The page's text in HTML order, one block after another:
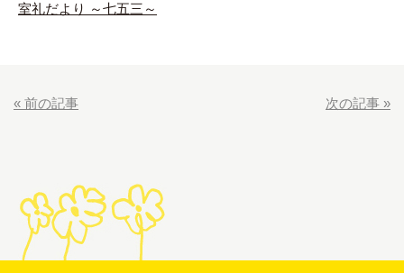
室礼だより ～七五三～
« 前の記事 次の記事 »